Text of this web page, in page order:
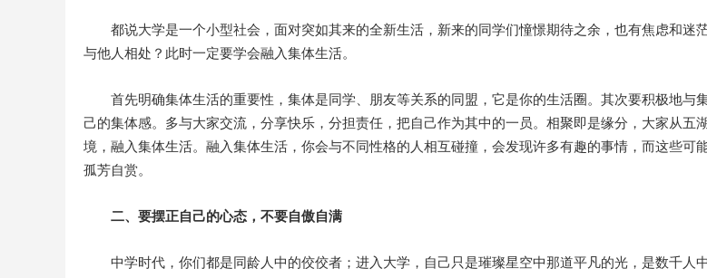
都说大学是一个小型社会，面对突如其来的全新生活，新来的同学们憧憬期待之余，也有焦虑和
与他人相处？此时一定要学会融入集体生活。
首先明确集体生活的重要性，集体是同学、朋友等关系的同盟，它是你的生活圈。其次要积极地
己的集体感。多与大家交流，分享快乐，分担责任，把自己作为其中的一员。相聚即是缘分，大家从
境，融入集体生活。融入集体生活，你会与不同性格的人相互碰撞，会发现许多有趣的事情，而这些可
孤芳自赏。
二、要摆正自己的心态，不要自傲自满
中学时代，你们都是同龄人中的佼佼者；进入大学，自己只是璀璨星空中那道平凡的光，是数千